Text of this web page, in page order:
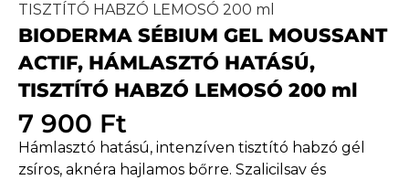
TISZTÍTÓ HABZÓ LEMOSÓ 200 ml
BIODERMA SÉBIUM GEL MOUSSANT
ACTIF, HÁMLASZTÓ HATÁSÚ,
TISZTÍTÓ HABZÓ LEMOSÓ 200 ml
7 900 Ft
Hámlasztó hatású, intenzíven tisztító habzó gél
zsíros, aknéra hajlamos bőrre. Szalicilsav és